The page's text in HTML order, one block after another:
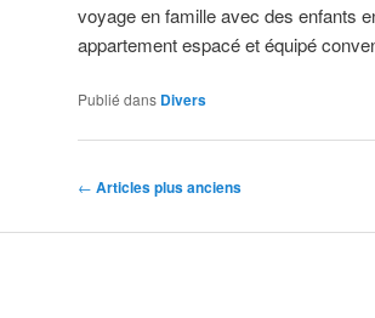
voyage en famille avec des enfants
appartement espacé et équipé
Publié dans Divers
Navigation
← Articles plus anciens